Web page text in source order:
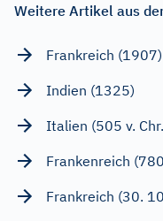
Weitere Artikel aus
Frankreich (1907)
Indien (1325)
Italien (505 v.
Frankenreich
Frankreich (30.